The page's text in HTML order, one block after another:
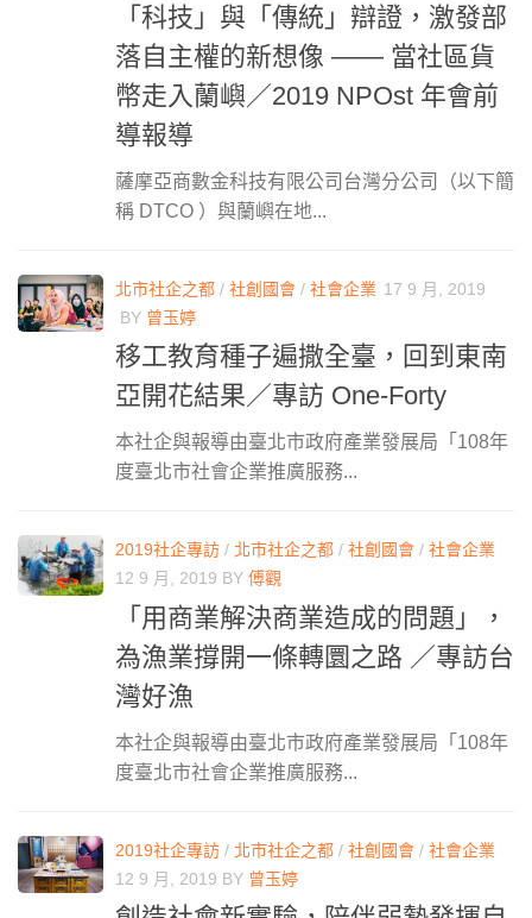
「科技」與「傳統」辯證，激發部
落自主權的新想像 —— 當社區貨
幣走入蘭嶼／2019 NPOst 年會前
導報導
薩摩亞商數金科技有限公司台灣分公司（以下簡
稱 DTCO ）與蘭嶼在地...
北市社企之都 / 社創國會 / 社會企業 17 9 月, 2019
BY 曾玉婷
移工教育種子遍撒全臺，回到東南
亞開花結果／專訪 One-Forty
本社企與報導由臺北市政府產業發展局「108年
度臺北市社會企業推廣服務...
2019社企專訪 / 北市社企之都 / 社創國會 / 社會企業
12 9 月, 2019 BY 傅觀
「用商業解決商業造成的問題」，
為漁業撐開一條轉圜之路 ／專訪台
灣好漁
本社企與報導由臺北市政府產業發展局「108年
度臺北市社會企業推廣服務...
2019社企專訪 / 北市社企之都 / 社創國會 / 社會企業
12 9 月, 2019 BY 曾玉婷